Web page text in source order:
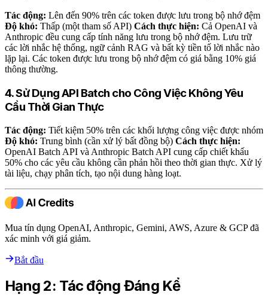
Tác động: Lên đến 90% trên các token được lưu trong bộ nhớ đệm
Độ khó: Thấp (một tham số API) Cách thực hiện: Cả OpenAI và
Anthropic đều cung cấp tính năng lưu trong bộ nhớ đệm. Lưu trữ
các lời nhắc hệ thống, ngữ cảnh RAG và bất kỳ tiền tố lời nhắc nào
lặp lại. Các token được lưu trong bộ nhớ đệm có giá bằng 10% giá
thông thường.
4. Sử Dụng API Batch cho Công Việc Không Yêu
Cầu Thời Gian Thực
Tác động: Tiết kiệm 50% trên các khối lượng công việc được nhóm
Độ khó: Trung bình (cần xử lý bất đồng bộ) Cách thực hiện:
OpenAI Batch API và Anthropic Batch API cung cấp chiết khấu
50% cho các yêu cầu không cần phản hồi theo thời gian thực. Xử lý
tài liệu, chạy phân tích, tạo nội dung hàng loạt.
Mua tín dụng OpenAI, Anthropic, Gemini, AWS, Azure & GCP đã
xác minh với giá giảm.
Bắt đầu
Hạng 2: Tác động Đáng Kể